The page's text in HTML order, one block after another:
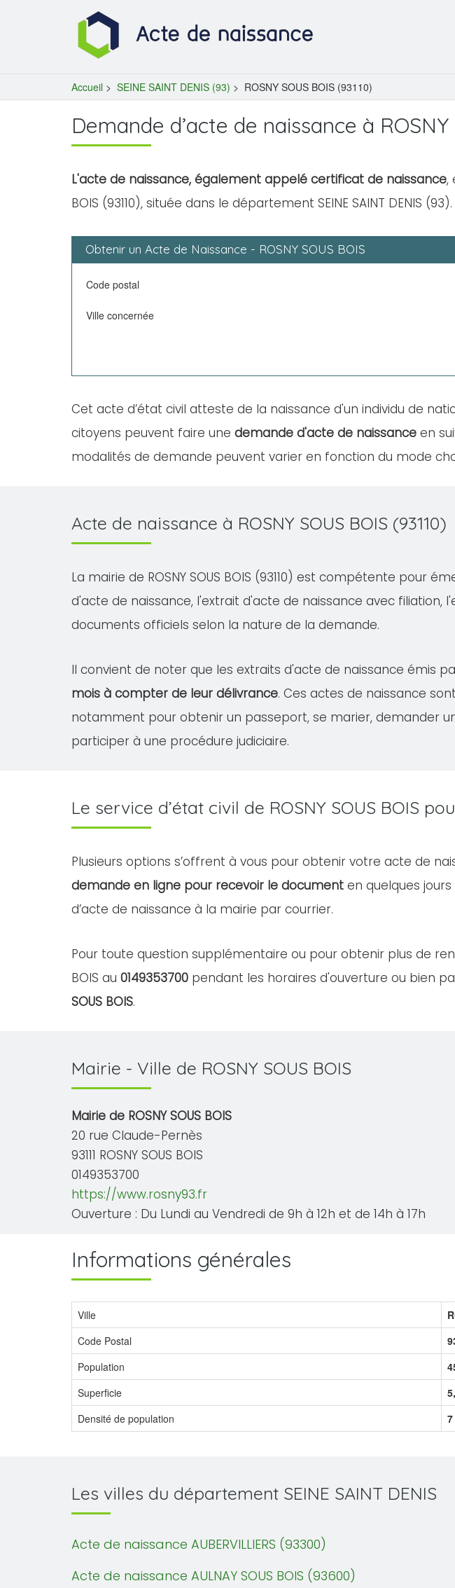
Accueil > SEINE SAINT DENIS (93) > ROSNY SOUS BOIS (93110)
Demande d’acte de naissance à ROSNY
L'acte de naissance, également appelé certificat de naissance,
BOIS (93110), située dans le département SEINE SAINT DENIS (93).
Obtenir un Acte de Naissance - ROSNY SOUS BOIS
Code postal
Ville concernée
Cet acte d’état civil atteste de la naissance d'un individu de
citoyens peuvent faire une demande d'acte de naissance en
modalités de demande peuvent varier en fonction du mode
Acte de naissance à ROSNY SOUS BOIS (93110)
La mairie de ROSNY SOUS BOIS (93110) est compétente pour
d'acte de naissance, l'extrait d'acte de naissance avec filiation,
documents officiels selon la nature de la demande.
Il convient de noter que les extraits d'acte de naissance émis
mois à compter de leur délivrance. Ces actes de naissance
notamment pour obtenir un passeport, se marier, demander
participer à une procédure judiciaire.
Le service d’état civil de ROSNY SOUS BOIS
Plusieurs options s’offrent à vous pour obtenir votre acte de
demande en ligne pour recevoir le document en quelques
d’acte de naissance à la mairie par courrier.
Pour toute question supplémentaire ou pour obtenir plus de
BOIS au 0149353700 pendant les horaires d'ouverture ou bien
SOUS BOIS.
Mairie - Ville de ROSNY SOUS BOIS
Mairie de ROSNY SOUS BOIS
20 rue Claude-Pernès
93111 ROSNY SOUS BOIS
0149353700
https://www.rosny93.fr
Ouverture : Du Lundi au Vendredi de 9h à 12h et de 14h à 17h
Informations générales
Ville
Code Postal
Population
Superficie
Densité de population
Les villes du département SEINE SAINT DENIS
Acte de naissance AUBERVILLIERS (93300)
Acte de naissance AULNAY SOUS BOIS (93600)